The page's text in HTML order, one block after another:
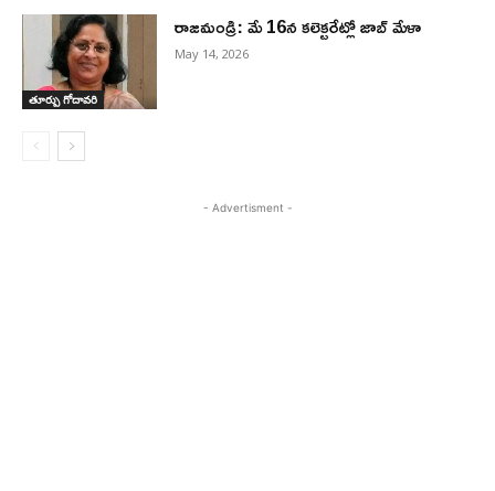
తూర్పు గోదావరి
రాజమండ్రి: మే 16న కలెక్టరేట్లో జాబ్ మేళా
May 14, 2026
- Advertisment -